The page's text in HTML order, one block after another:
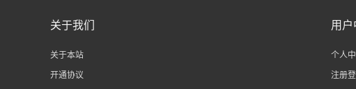
关于我们
关于本站
开通协议
用
个人
注册